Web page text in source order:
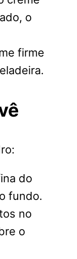
o
firme
do
fundo.
no
o